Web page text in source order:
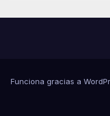
Funciona gracias a